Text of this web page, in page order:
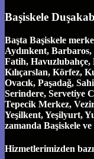
Başiskele
Başta Başiskele
Aydınkent,
Fatih, Havuzlubahçe,
Kılıçarslan, Körfez,
Ovacık, Paşadağ,
Serindere, Servetiye
Tepecik Merkez,
Yeşilkent, Yeşilyurt,
zamanda Başiskele
Hizmetlerimizden